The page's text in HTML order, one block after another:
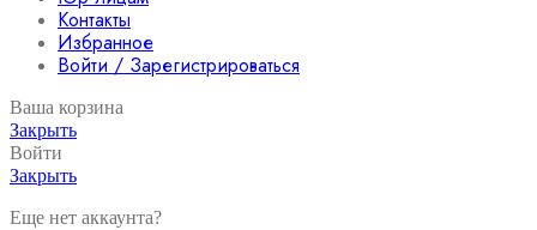
Контакты
Избранное
Войти / Зарегистрироваться
Ваша корзина
Закрыть
Войти
Закрыть
Еще нет аккаунта?